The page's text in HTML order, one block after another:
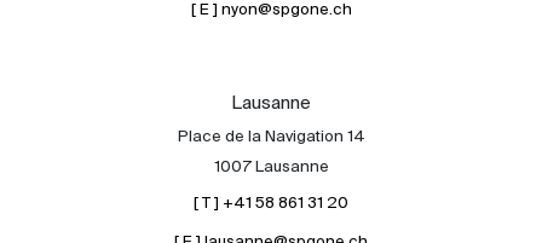
[ E ] nyon@spgone.ch
Lausanne
Place de la Navigation 14
1007 Lausanne
[ T ] +41 58 861 31 20